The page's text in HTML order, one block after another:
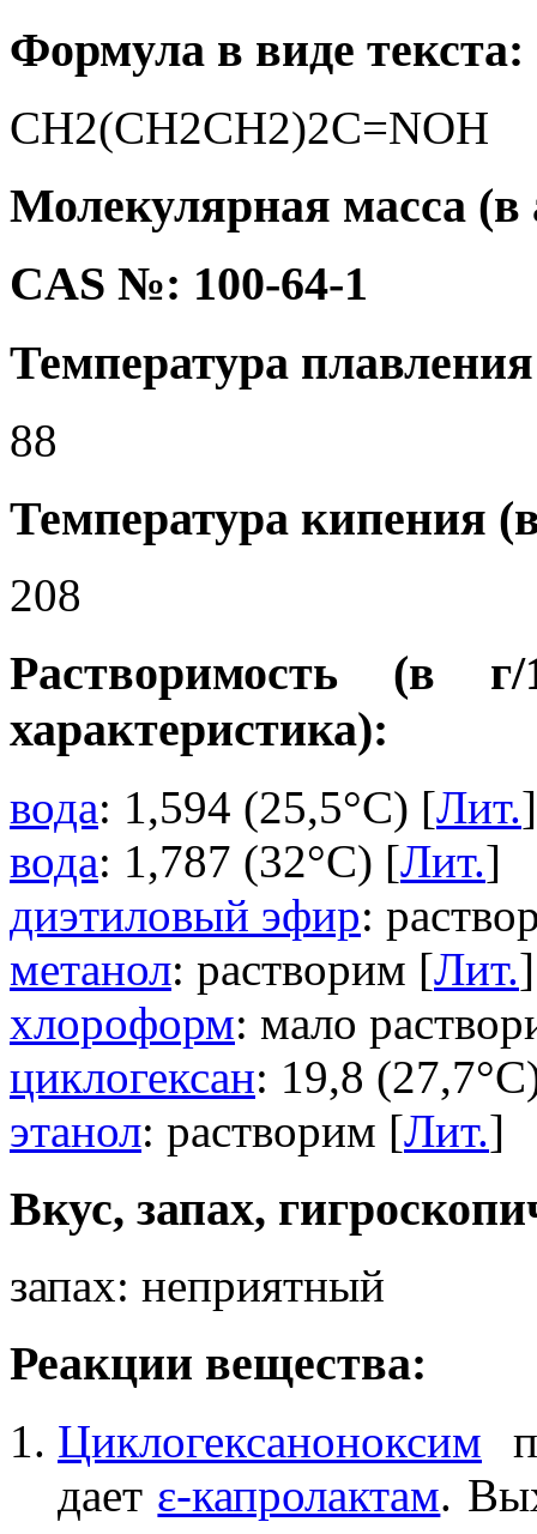
Формула в виде текста:
CH2(CH2CH2)2C=NOH
Молекулярная масса (в
CAS №: 100-64-1
Температура
88
Температура кипения
208
Растворимость (в
характеристика):
вода: 1,594 (25,5°C) [Лит.]
вода: 1,787 (32°C) [Лит.]
диэтиловый эфир:
метанол: растворим [Лит.]
хлороформ: мало
циклогексан: 19,8
этанол: растворим [Лит.]
Вкус, запах,
запах: неприятный
Реакции вещества:
Циклогексаноноксим
дает ε-капролактам.